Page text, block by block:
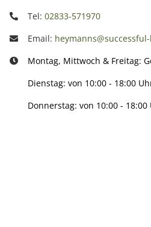
Tel: 02833-571970
Email:
Montag, Mittwoch & Freitag:
Dienstag: von 10:00 - 18:00
Donnerstag: von 10:00 -